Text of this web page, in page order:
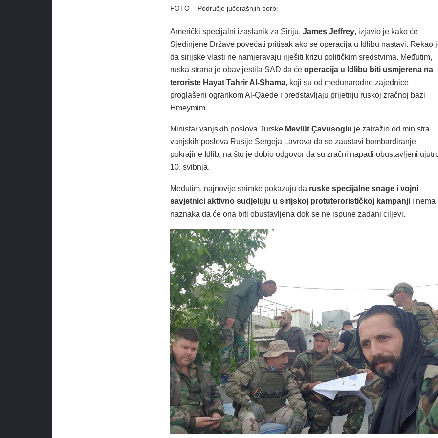
FOTO – Područje jučerašnjih borbi
Američki specijalni izaslanik za Siriju, James Jeffrey, izjavio je kako će
Sjedinjene Države povećati pritisak ako se operacija u Idlibu nastavi. Rekao
da sirijske vlasti ne namjeravaju riješiti krizu političkim sredstvima. Međutim,
ruska strana je obavijestila SAD da ćeoperacija u Idlibu biti usmjerena na
teroriste Hayat Tahrir Al-Shama, koji su od međunarodne zajednice
proglašeni ogrankom Al-Qaede i predstavljaju prijetnju ruskoj zračnoj bazi
Hmeymim.
Ministar vanjskih poslova Turske Mevlüt Çavusoglu je zatražio od ministra
vanjskih poslova Rusije Sergeja Lavrova da se zaustavi bombardiranje
pokrajine Idlib, na što je dobio odgovor da su zračni napadi obustavljeni
10. svibnja.
Međutim, najnovije snimke pokazuju da ruske specijalne snage i vojni
savjetnici aktivno sudjeluju u sirijskoj protuterorističkoj kampanjii nema
naznaka da će ona biti obustavljena dok se ne ispune zadani ciljevi.